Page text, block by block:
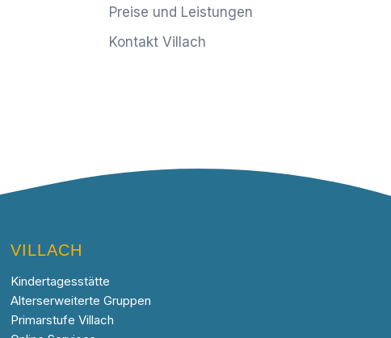
Preise und Leistungen
Kontakt Villach
VILLACH
Kindertagesstätte
Alterserweiterte Gruppen
Primarstufe Villach